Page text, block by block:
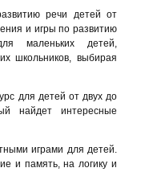
речи детей от
и игры по развитию
маленьких детей,
школьников, выбирая
для детей от двух до
найдет интересные
играми для детей.
и память, на логику и